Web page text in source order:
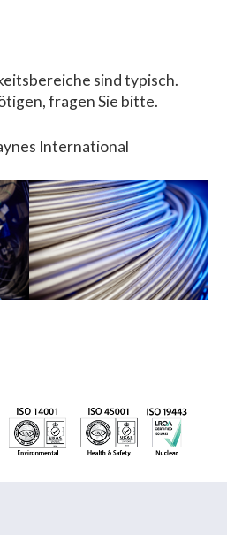
sind typisch.
fragen Sie bitte.
International